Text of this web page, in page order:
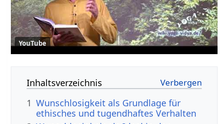
YouTube
Inhaltsverzeichnis
1 Wunschlosigkeit als Grundlage für
ethisches und tugendhaftes Verhalten